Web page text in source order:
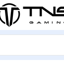
dator